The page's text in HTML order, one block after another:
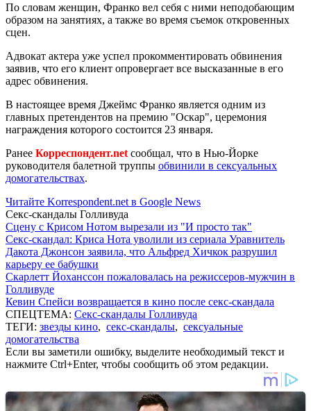
По словам женщин, Франко вел себя с ними неподобающим
образом на занятиях, а также во время съемок откровенных
сцен.
Адвокат актера уже успел прокомментировать обвинения
заявив, что его клиент опровергает все высказанные в его
адрес обвинения.
В настоящее время Джеймс Франко является одним из
главных претендентов на премию "Оскар", церемония
награждения которого состоится 23 января.
Ранее Корреспондент.net сообщал, что в Нью-Йорке
руководителя балетной труппы обвинили в сексуальных
домогательствах.
Читайте Korrespondent.net в Google News
Секс-скандалы Голливуда
Сцену с Крисом Нотом вырезали из "И просто так"
Секс-скандал: Криса Нота уволили из сериала Уравнитель
Дакота Джонсон заявила, что Альфред Хичкок разрушил
карьеру ее бабушки
Скарлетт Йоханссон пожаловалась на режиссеров-мужчин в
Голливуде
Кевин Спейси возвращается в кино после секс-скандала
СПЕЦТЕМА: Секс-скандалы Голливуда
ТЕГИ: звезды кино, секс-скандалы, сексуальные
домогательства
Если вы заметили ошибку, выделите необходимый текст и
нажмите Ctrl+Enter, чтобы сообщить об этом редакции.